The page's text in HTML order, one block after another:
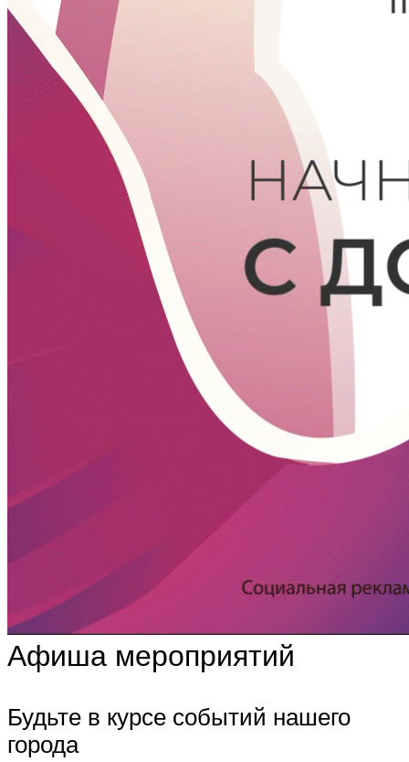
Афиша мероприятий
Будьте в курсе событий нашего
города